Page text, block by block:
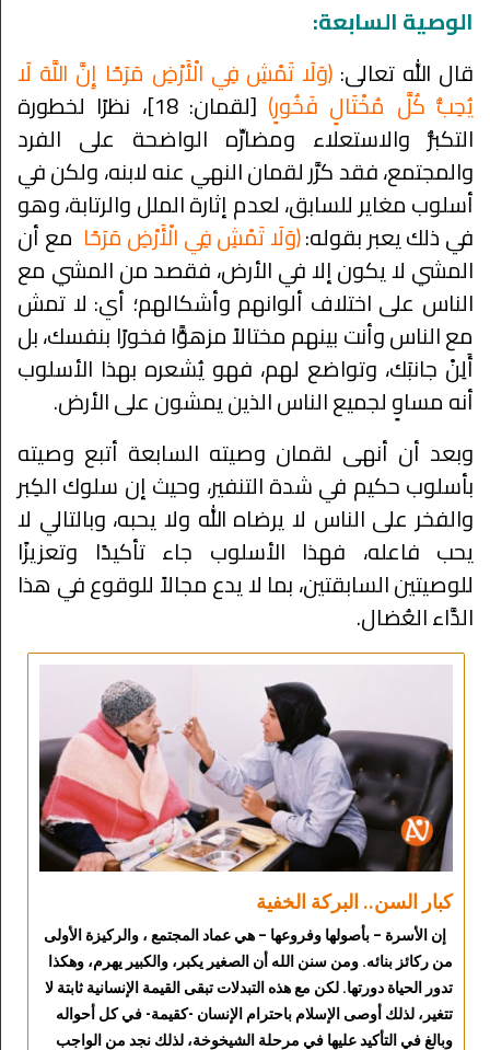
الوصية السابعة:
قال الله تعالى: ﴿وَلَا تَمْشِ فِي الْأَرْضِ مَرَحًا إِنَّ اللَّهَ لَا
يُحِبُّ كُلَّ مُخْتَالٍ فَخُورٍ﴾
[لقمان: 18]، نظرًا لخطورة
التكبُّر والاستعلاء ومضارِّه الواضحة على الفرد
والمجتمع، فقد كرَّر لقمان النهي عنه لابنه، ولكن في
أسلوب مغاير للسابق، لعدم إثارة الملل والرتابة، وهو
في ذلك يعبر بقوله:﴿وَلَا تَمْشِ فِي الْأَرْضِ مَرَحًا مع أن
المشي لا يكون إلا في الأرض، فقصد من المشي مع
الناس على اختلاف ألوانهم وأشكالهم؛ أي: لا تمش
مع الناس وأنت بينهم مختالاً مزهوًّا فخورًا بنفسك، بل
أَلِنْ جانبَك، وتواضع لهم، فهو يُشعره بهذا الأسلوب
أنه مساوٍ لجميع الناس الذين يمشون على الأرض.
وبعد أن أنهى لقمان وصيته السابعة أتبع وصيته
بأسلوب حكيم في شدة التنفير، وحيث إن سلوك الكِبر
والفخر على الناس لا يرضاه الله ولا يحبه، وبالتالي لا
يحب فاعله، فهذا الأسلوب جاء تأكيدًا وتعزيزًا
للوصيتين السابقتين، بما لا يدع مجالاً للوقوع في هذا
الدَّاء العُضال.
كبار السن.. البركة الخفية
إن الأسرة – بأصولها وفروعها – هي عماد المجتمع ، والركيزة الأولى
من ركائز بنائه. ومن سنن الله أن الصغير يكبر، والكبير يهرم، وهكذا
تدور الحياة دورتها. لكن مع هذه التبدلات تبقى القيمة الإنسانية ثابتة لا
تتغير، لذلك أوصى الإسلام باحترام الإنسان -كقيمة- في كل أحواله
وبالغ في التأكيد عليها في مرحلة الشيخوخة، لذلك نجد من الواجب